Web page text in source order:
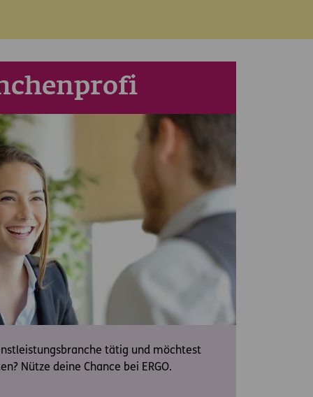
tätig und möchtest
Nütze deine Chance bei ERGO.